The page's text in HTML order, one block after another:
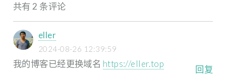
共有 2 条评论
eller
2024-08-26 12:39:59
我的博客已经更换域名 https://eller.top
回复